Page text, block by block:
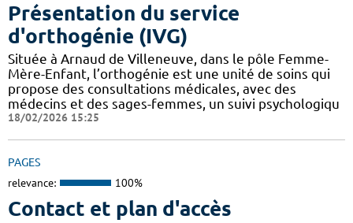
Présentation du service
d'orthogénie (IVG)
Située à Arnaud de Villeneuve, dans le pôle Femme-
Mère-Enfant, l’orthogénie est une unité de soins qui
propose des consultations médicales, avec des
médecins et des sages-femmes, un suivi psychologiqu
18/02/2026 15:25
PAGES
relevance: 100%
Contact et plan d'accès